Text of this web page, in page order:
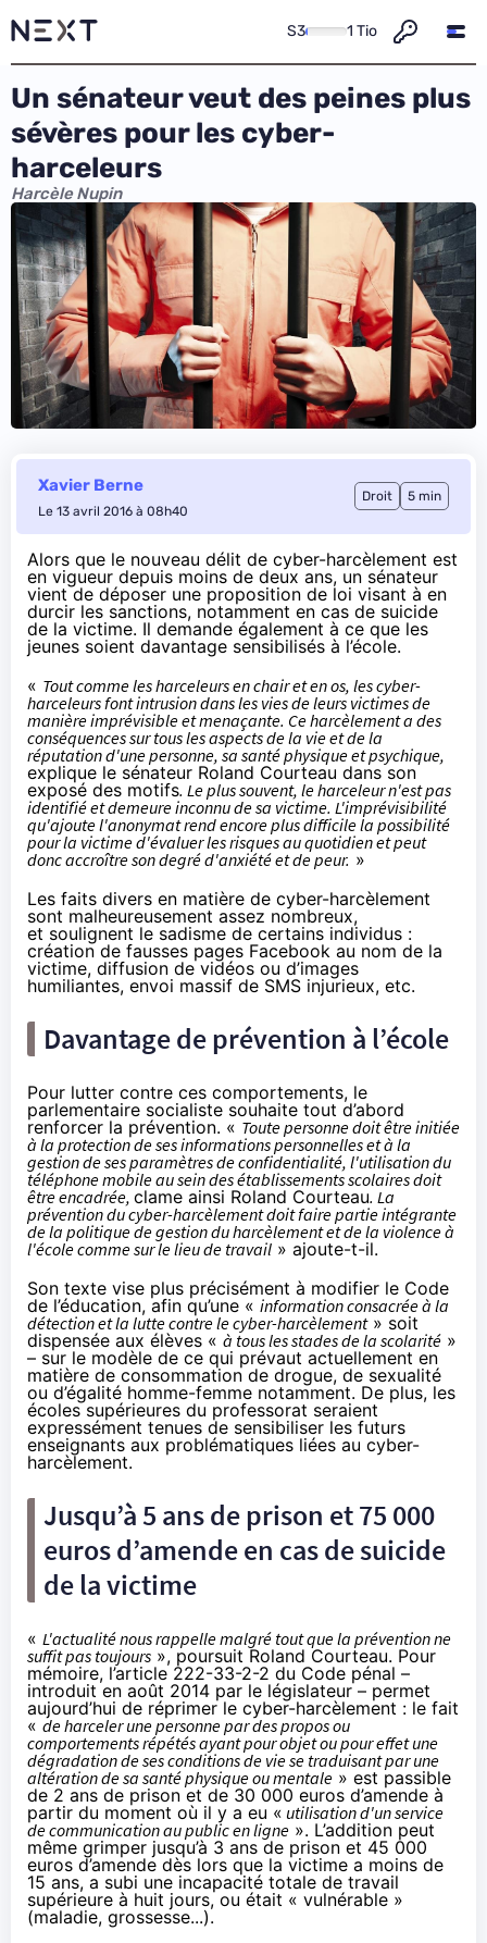
S3 1 Tio
Un sénateur veut des peines plus
sévères pour les cyber-
harceleurs
Harcèle Nupin
Xavier Berne
Le 13 avril 2016 à 08h40
Droit 5 min
Alors que le nouveau délit de cyber-harcèlement est
en vigueur depuis moins de deux ans, un sénateur
vient de déposer une proposition de loi visant à en
durcir les sanctions, notamment en cas de suicide
de la victime. Il demande également à ce que les
jeunes soient davantage sensibilisés à l’école.
« Tout comme les harceleurs en chair et en os, les cyber-
harceleurs font intrusion dans les vies de leurs victimes de
manière imprévisible et menaçante. Ce harcèlement a des
conséquences sur tous les aspects de la vie et de la
réputation d'une personne, sa santé physique et psychique,
explique le sénateur Roland Courteau dans son
exposé des motifs. Le plus souvent, le harceleur n'est pas
identifié et demeure inconnu de sa victime. L'imprévisibilité
qu'ajoute l'anonymat rend encore plus difficile la possibilité
pour la victime d'évaluer les risques au quotidien et peut
donc accroître son degré d'anxiété et de peur. »
Les faits divers en matière de cyber-harcèlement
sont malheureusement assez nombreux,
et soulignent le sadisme de certains individus :
création de fausses pages Facebook au nom de la
victime, diffusion de vidéos ou d’images
humiliantes, envoi massif de SMS injurieux, etc.
Davantage de prévention à l’école
Pour lutter contre ces comportements, le
parlementaire socialiste souhaite tout d’abord
renforcer la prévention. « Toute personne doit être initiée
à la protection de ses informations personnelles et à la
gestion de ses paramètres de confidentialité, l'utilisation du
téléphone mobile au sein des établissements scolaires doit
être encadrée, clame ainsi Roland Courteau. La
prévention du cyber-harcèlement doit faire partie intégrante
de la politique de gestion du harcèlement et de la violence à
l'école comme sur le lieu de travail » ajoute-t-il.
Son texte vise plus précisément à modifier le Code
de l’éducation, afin qu’une « information consacrée à la
détection et la lutte contre le cyber-harcèlement» soit
dispensée aux élèves « à tous les stades de la scolarité »
– sur le modèle de ce qui prévaut actuellement en
matière de consommation de drogue, de sexualité
ou d’égalité homme-femme notamment. De plus, les
écoles supérieures du professorat seraient
expressément tenues de sensibiliser les futurs
enseignants aux problématiques liées au cyber-
harcèlement.
Jusqu’à 5 ans de prison et 75 000
euros d’amende en cas de suicide
de la victime
« L'actualité nous rappelle malgré tout que la prévention ne
suffit pas toujours », poursuit Roland Courteau. Pour
mémoire, l’article 222-33-2-2 du Code pénal –
introduit en août 2014 par le législateur – permet
aujourd’hui de réprimer le cyber-harcèlement : le fait
« de harceler une personne par des propos ou
comportements répétés ayant pour objet ou pour effet une
dégradation de ses conditions de vie se traduisant par une
altération de sa santé physique ou mentale » est passible
de 2 ans de prison et de 30 000 euros d’amende à
partir du moment où il y a eu « utilisation d'un service
de communication au public en ligne ». L’addition peut
même grimper jusqu’à 3 ans de prison et 45 000
euros d’amende dès lors que la victime a moins de
15 ans, a subi une incapacité totale de travail
supérieure à huit jours, ou était « vulnérable »
(maladie, grossesse...).